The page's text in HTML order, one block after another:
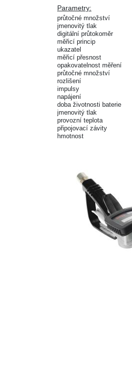
Parametry:
průtočné množství
jmenovitý tlak
digitální průtokoměr
měřicí princip
ukazatel
měřicí přesnost
opakovatelnost měření
průtočné množství
rozlišení
impulsy
napájení
doba životnosti baterie
jmenovitý tlak
provozní teplota
připojovací závity
hmotnost